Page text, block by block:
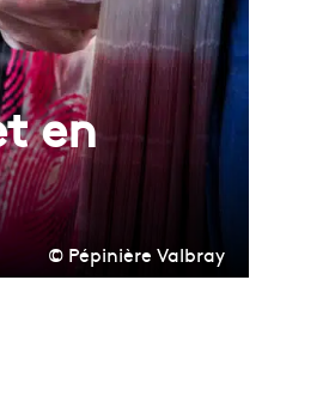
en
© Pépinière Valbray